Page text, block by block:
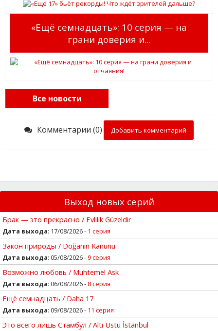
«Ещё семнадцать»: 10 серия — на
грани доверия и...
Все новости
Комментарии (0) Добавить комментарий
Выход новых серий
Брак — это прекрасно / Evlilik Güzeldir
Дата выхода: 17/08/2026 - 1 серия
Закон природы / Doğanın Kanunu
Дата выхода: 05/08/2026 -9 серия
Возможно любовь / Muhtemel Ask
Дата выхода: 06/08/2026 - 8 серия
Ещё семнадцать / Daha 17
Дата выхода: 09/08/2026 - 11 серия
Это всего лишь Стамбул / Altı Ustu İstanbul